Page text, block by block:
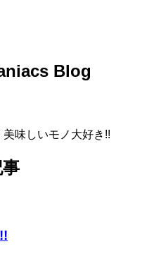
Blog
味しいモノ大好き!!